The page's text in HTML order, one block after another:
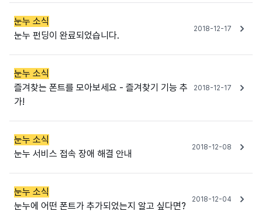
눈누 소식
눈누 펀딩이 완료되었습니다.
2018-12-17
눈누 소식
즐겨찾는 폰트를 모아보세요 - 즐겨찾기 기능 추
가!
2018-12-17
눈누 소식
눈누 서비스 접속 장애 해결 안내
2018-12-08
눈누 소식
눈누에 어떤 폰트가 추가되었는지 알고 싶다면?
2018-12-04